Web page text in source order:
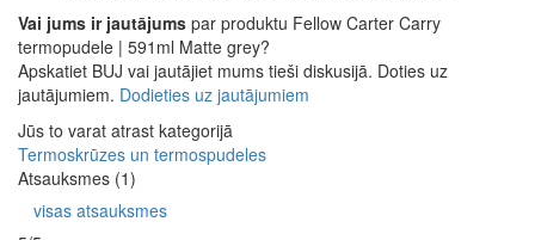
Vai jums ir jautājums par produktu Fellow Carter Carry
termopudele | 591ml Matte grey?
Apskatiet BUJ vai jautājiet mums tieši diskusijā. Doties uz
jautājumiem. Dodieties uz jautājumiem
Jūs to varat atrast kategorijā
Termoskrūzes un termospudeles
Atsauksmes (1)
visas atsauksmes